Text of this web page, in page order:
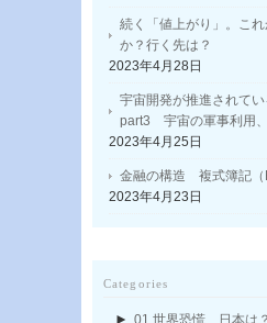
続く「値上がり」。こ
か？行く先は？
2023年4月28日
宇宙開発が推進されてい
part3 宇宙の軍事利用
2023年4月25日
金融の構造 複式簿記（
2023年4月23日
Categories
►